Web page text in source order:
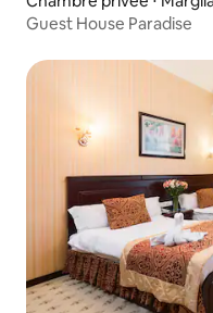
Guest House Paradise